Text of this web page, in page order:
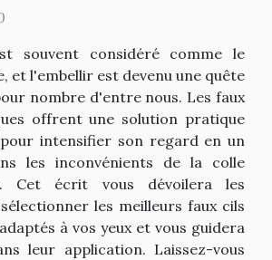
souvent considéré comme le
et l'embellir est devenu une quête
nombre d'entre nous. Les faux
offrent une solution pratique
intensifier son regard en un
les inconvénients de la colle
Cet écrit vous dévoilera les
les meilleurs faux cils
à vos yeux et vous guidera
leur application. Laissez-vous